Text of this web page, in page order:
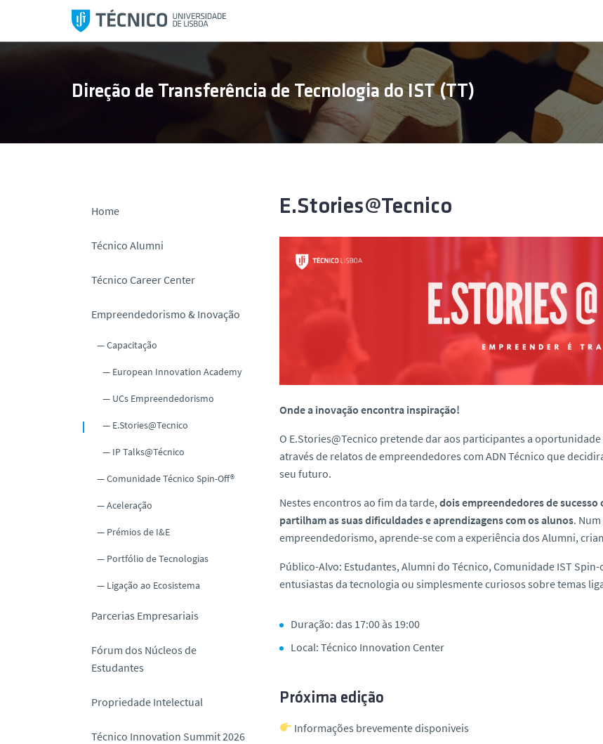
l
Direção de Transferência de Tecnologia do IST (TT)
Home
Técnico Alumni
Técnico Career Center
Empreendedorismo & Inovação
Capacitação
European Innovation Academy
UCs Empreendedorismo
E.Stories@Tecnico
IP Talks@Técnico
Comunidade Técnico Spin-Off®
Aceleração
Prémios de I&E
Portfólio de Tecnologias
Ligação ao Ecosistema
Parcerias Empresariais
Fórum dos Núcleos de
Estudantes
Propriedade Intelectual
Técnico Innovation Summit 2026
E.Stories@Tecnico
Onde a inovação encontra inspiração!
O E.Stories@Tecnico pretende dar aos participantes a
através de relatos de empreendedores com ADN Técnico que
seu futuro.
Nestes encontros ao fim da tarde, dois empreendedores de
partilham as suas dificuldades e aprendizagens com os alunos.
empreendedorismo, aprende-se com a experiência dos Alumni,
Público-Alvo: Estudantes, Alumni do Técnico, Comunidade IST
entusiastas da tecnologia ou simplesmente curiosos sobre temas
Duração: das 17:00 às 19:00
Local: Técnico Innovation Center
Próxima edição
Informações brevemente disponiveis